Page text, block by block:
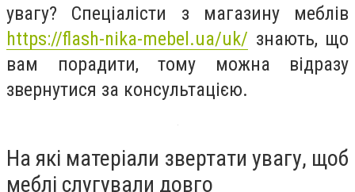
увагу? Спеціалісти з магазину меблів
https://flash-nika-mebel.ua/uk/ знають, що
вам порадити, тому можна відразу
звернутися за консультацією.
На які матеріали звертати увагу, щоб
меблі слугували довго